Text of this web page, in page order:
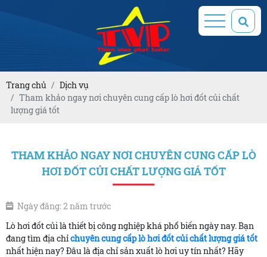
Trang chủ
Dịch vụ
Tham khảo ngay nơi chuyên cung cấp lò hơi đốt củi chất
lượng giá tốt
THAM KHẢO NGAY NƠI CHUYÊN CUNG CẤP LÒ
HƠI ĐỐT CỦI CHẤT LƯỢNG GIÁ TỐT
Ngày đăng: 2 năm trước
Lò hơi đốt củi là thiết bị công nghiệp khá phổ biến ngày nay. Bạn
đang tìm địa chỉchuyên cung cấp lò hơi đốt củi chất lượng giá tốt
nhất hiện nay? Đâu là địa chỉ sản xuất lò hơi uy tín nhất? Hãy